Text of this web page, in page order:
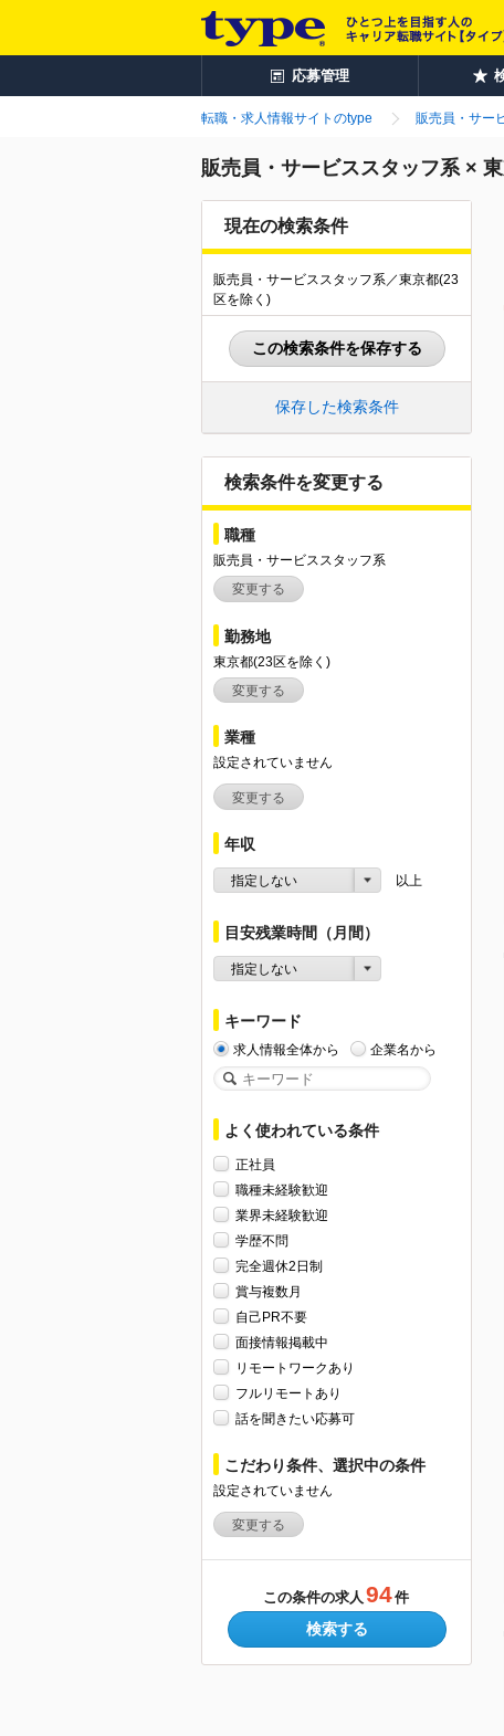
応募管理
転職・求人情報サイトのtype 販売員・サー
販売員・サービススタッフ系 ×
現在の検索条件
販売員・サービススタッフ系／東京都(23
区を除く)
この検索条件を保存する
保存した検索条件
検索条件を変更する
職種
販売員・サービススタッフ系
変更する
勤務地
東京都(23区を除く)
変更する
業種
設定されていません
変更する
年収
指定しない 以上
目安残業時間（月間）
指定しない
キーワード
求人情報全体から 企業名から
よく使われている条件
正社員
職種未経験歓迎
業界未経験歓迎
学歴不問
完全週休2日制
賞与複数月
自己PR不要
面接情報掲載中
リモートワークあり
フルリモートあり
話を聞きたい応募可
こだわり条件、選択中の条件
設定されていません
変更する
この条件の求人 94件
検索する